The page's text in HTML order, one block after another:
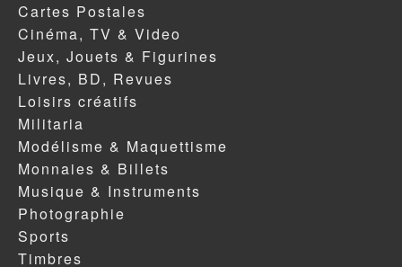
Cartes Postales
Cinéma, TV & Video
Jeux, Jouets & Figurines
Livres, BD, Revues
Loisirs créatifs
Militaria
Modélisme & Maquettisme
Monnaies & Billets
Musique & Instruments
Photographie
Sports
Timbres